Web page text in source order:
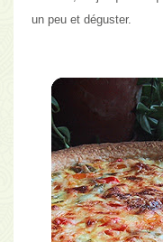
un peu et déguster.